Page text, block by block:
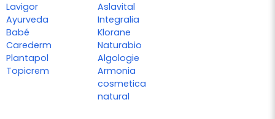
Lavigor
Ayurveda
Babé
Carederm
Plantapol
Topicrem
Aslavital
Integralia
Klorane
Naturabio
Algologie
Armonia
cosmetica
natural